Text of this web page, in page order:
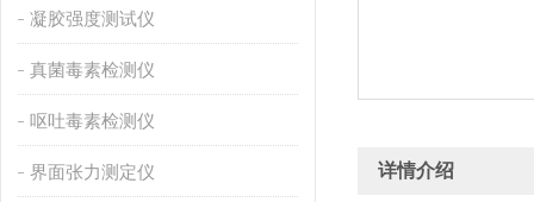
凝胶强度测试仪
真菌毒素检测仪
呕吐毒素检测仪
界面张力测定仪 详情介绍